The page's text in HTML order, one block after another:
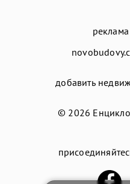
добавить
© 2026